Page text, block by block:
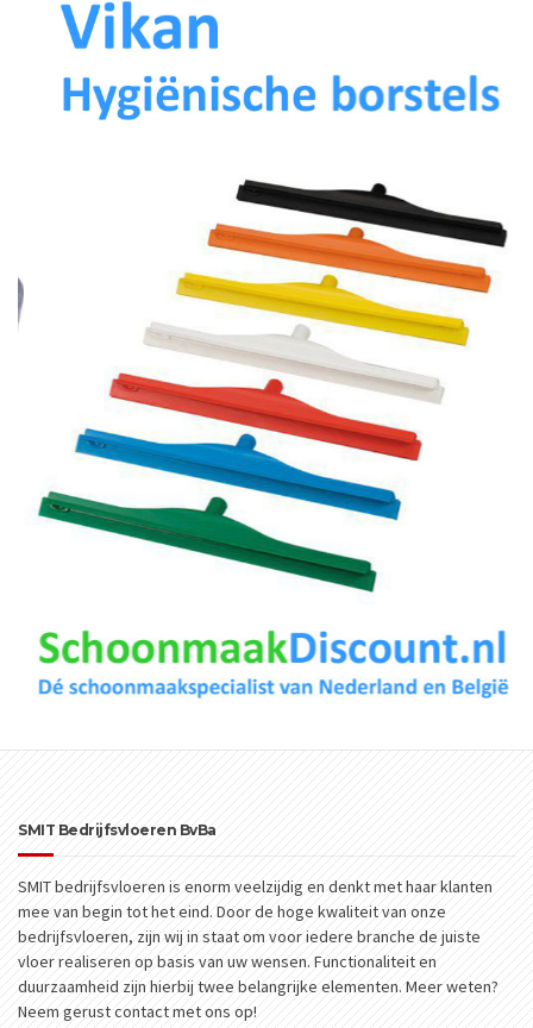
SMIT Bedrijfsvloeren BvBa
SMIT bedrijfsvloeren is enorm veelzijdig en denkt met haar klanten
mee van begin tot het eind. Door de hoge kwaliteit van onze
bedrijfsvloeren, zijn wij in staat om voor iedere branche de juiste
vloer realiseren op basis van uw wensen. Functionaliteit en
duurzaamheid zijn hierbij twee belangrijke elementen. Meer weten?
Neem gerust contact met ons op!